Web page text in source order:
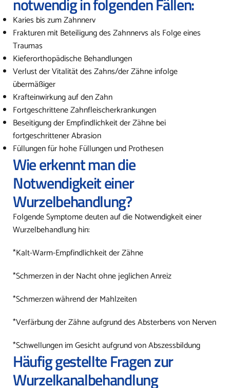
Karies bis zum Zahnnerv
Frakturen mit Beteiligung des Zahnnervs als Folge eines
Traumas
Kieferorthopädische Behandlungen
Verlust der Vitalität des Zahns/der Zähne infolge
übermäßiger
Krafteinwirkung auf den Zahn
Fortgeschrittene Zahnfleischerkrankungen
Beseitigung der Empfindlichkeit der Zähne bei
fortgeschrittener Abrasion
Füllungen für hohe Füllungen und Prothesen
Wie erkennt man die
Notwendigkeit einer
Wurzelbehandlung?
Folgende Symptome deuten auf die Notwendigkeit einer
Wurzelbehandlung hin:
*Kalt-Warm-Empfindlichkeit der Zähne
*Schmerzen in der Nacht ohne jeglichen Anreiz
*Schmerzen während der Mahlzeiten
*Verfärbung der Zähne aufgrund des Absterbens von Nerven
*Schwellungen im Gesicht aufgrund von Abszessbildung
Häufig gestellte Fragen zur
Wurzelkanalbehandlung